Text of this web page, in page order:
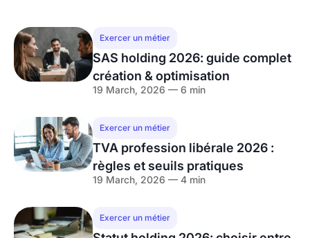
Exercer un métier
SAS holding 2026: guide complet
création & optimisation
19 March, 2026 — 6 min
Exercer un métier
TVA profession libérale 2026 :
règles et seuils pratiques
19 March, 2026 — 4 min
Exercer un métier